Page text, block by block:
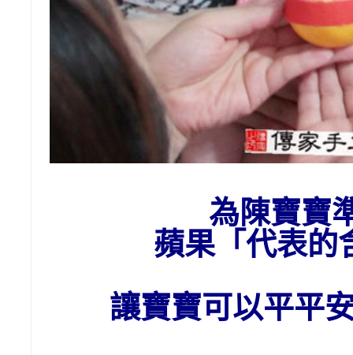
為陳寶寶
蘋果「代表
讓寶寶可以平平